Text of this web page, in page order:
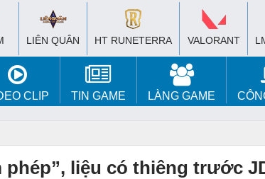
LIÊN QUÂN HT RUNETERRA VALORANT
CLIP TIN GAME LÀNG GAME
phép”, liệu có thiêng trước